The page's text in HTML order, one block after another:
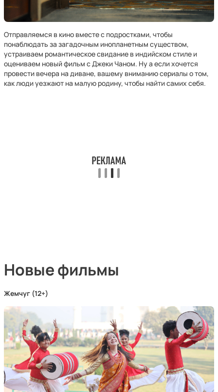
Отправляемся в кино вместе с подростками, чтобы
понаблюдать за загадочным инопланетным существом,
устраиваем романтическое свидание в индийском стиле и
оцениваем новый фильм с Джеки Чаном. Ну а если хочется
провести вечера на диване, вашему вниманию сериалы о том,
как люди уезжают на малую родину, чтобы найти самих себя.
Новые фильмы
Жемчуг (12+)